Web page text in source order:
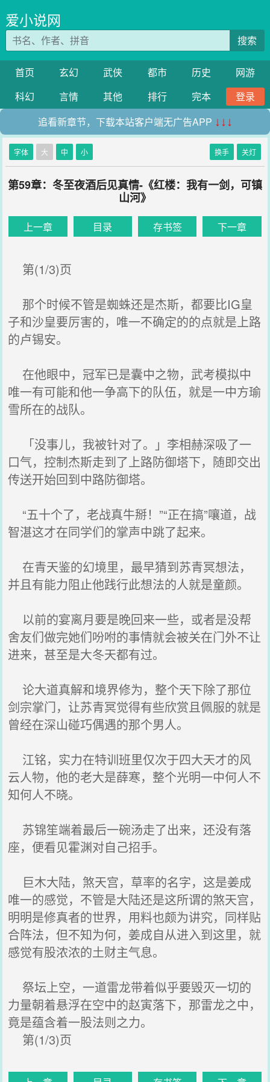
爱小说网
搜索
首页 玄幻 武侠 都市 历史
网游
科幻
言情 其他 排行 完本
登录
追看新章节，下载本站客户端无广告APP ↓↓↓
字体 大 中 小 换手 关灯
第59章：冬至夜酒后见真情-《红楼：我有一剑，可镇
山河》
上一章 目录 存书签 下一章
第(1/3)页
那个时候不管是蜘蛛还是杰斯，都要比IG皇
子和沙皇要厉害的，唯一不确定的的点就是上路
的卢锡安。
在他眼中，冠军已是囊中之物，武考模拟中
唯一有可能和他一争高下的队伍，就是一中方瑜
雪所在的战队。
「没事儿，我被针对了。」李相赫深吸了一
口气，控制杰斯走到了上路防御塔下，随即交出
传送开始回到中路防御塔。
“五十个了，老战真牛掰！”“正在搞”嚷道，战
智湛这才在同学们的掌声中跳了起来。
在青天鉴的幻境里，最早猜到苏青冥想法，
并且有能力阻止他践行此想法的人就是童颜。
以前的宴离月要是晚回来一些，或者是没帮
舍友们做完她们吩咐的事情就会被关在门外不让
进来，甚至是大冬天都有过。
论大道真解和境界修为，整个天下除了那位
剑宗掌门，让苏青冥觉得有些欣赏且佩服的就是
曾经在深山碰巧偶遇的那个男人。
江铭，实力在特训班里仅次于四大天才的风
云人物，他的老大是薛寒，整个光明一中何人不
知何人不晓。
苏锦笙端着最后一碗汤走了出来，还没有落
座，便看见霍渊对自己招手。
巨木大陆，煞天宫，草率的名字，这是姜成
唯一的感觉，不管是大陆还是这所谓的煞天宫，
明明是修真者的世界，用料也颇为讲究，同样贴
合阵法，但不知为何，姜成自从进入到这里，就
感觉有股浓浓的土财主气息。
祭坛上空，一道雷龙带着似乎要毁灭一切的
力量朝着悬浮在空中的赵寅落下，那雷龙之中，
竟是蕴含着一股法则之力。
第(1/3)页